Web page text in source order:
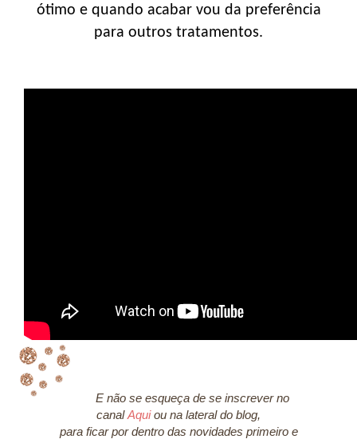
ótimo e quando acabar vou da preferência
para outros tratamentos.
E não se esqueça de se inscrever no
canalAquiou na lateral do blog,
para ficar por dentro das novidades primeiro e